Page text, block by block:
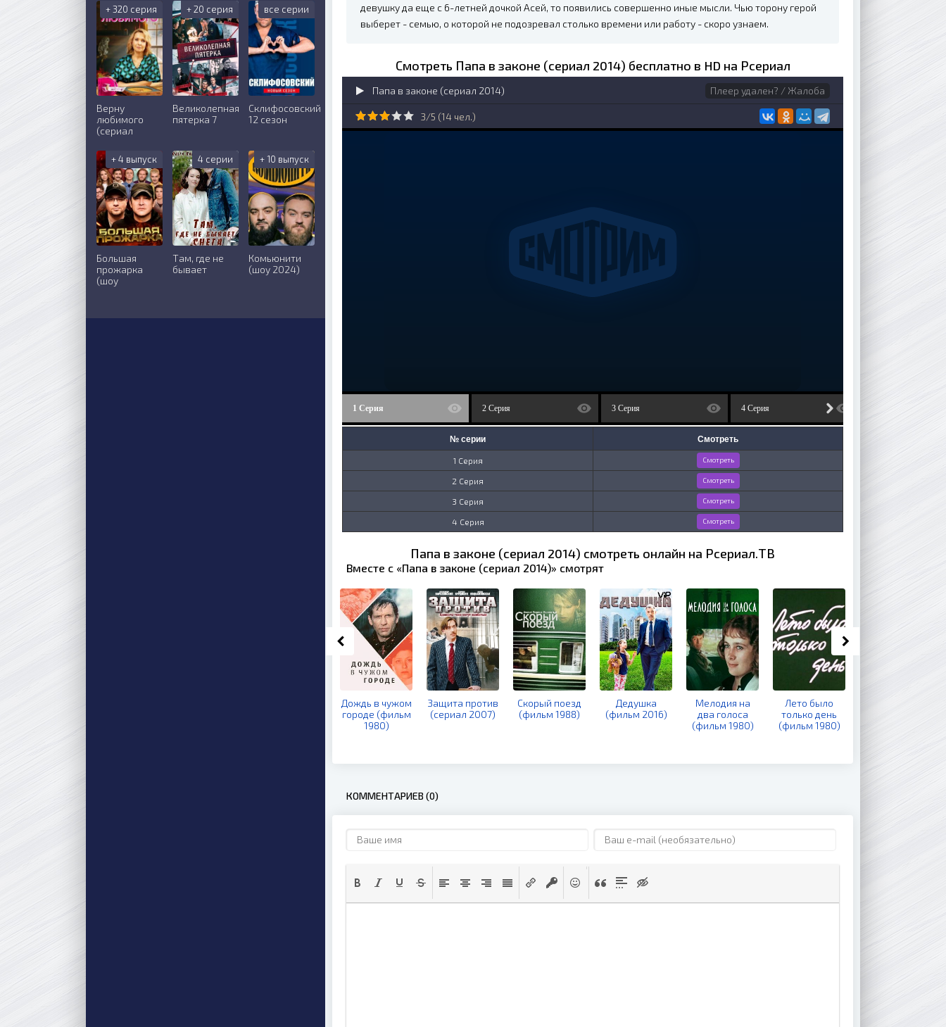
девушку да еще с 6-летней дочкой Асей, то появились совершенно иные мысли. Чью торону герой
выберет - семью, о которой не подозревал столько времени или работу - скоро узнаем.
Смотреть Папа в законе (сериал 2014) бесплатно в HD на Рсериал
Папа в законе (сериал 2014) Плеер удален? / Жалоба
3/5 (14 чел.)
1 Серия 2 Серия 3 Серия 4 Серия
№ серии Смотреть
1 Серия Смотреть
2 Серия Смотреть
3 Серия Смотреть
4 Серия Смотреть
Папа в законе (сериал 2014) смотреть онлайн на Рсериал.ТВ
Вместе с «Папа в законе (сериал 2014)» смотрят
Дождь в чужом
городе (фильм
1980)
Защита против
(сериал 2007)
Скорый поезд
(фильм 1988)
Дедушка
(фильм 2016)
Мелодия на
два голоса
(фильм 1980)
Лето было
только день
(фильм 1980)
КОММЕНТАРИЕВ (0)
+ 320 серия
Верну
любимого
(сериал
+ 20 серия
Великолепная
пятерка 7
все серии
Склифосовский
12 сезон
+ 4 выпуск
Большая
прожарка
(шоу
4 серии
Там, где не
бывает
+ 10 выпуск
Комьюнити
(шоу 2024)